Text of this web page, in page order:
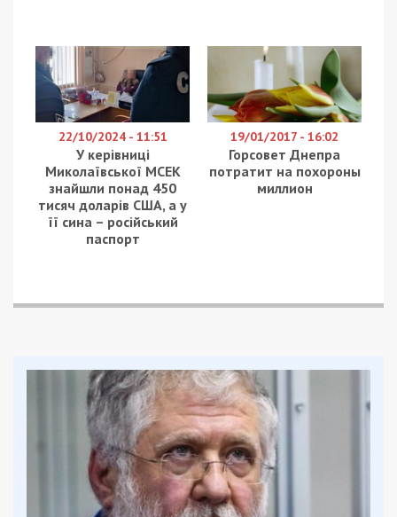
22/10/2024 - 11:51
У керівниці
Миколаївської МСЕК
знайшли понад 450
тисяч доларів США, а у
її сина – російський
паспорт
19/01/2017 - 16:02
Горсовет Днепра
потратит на похороны
миллион